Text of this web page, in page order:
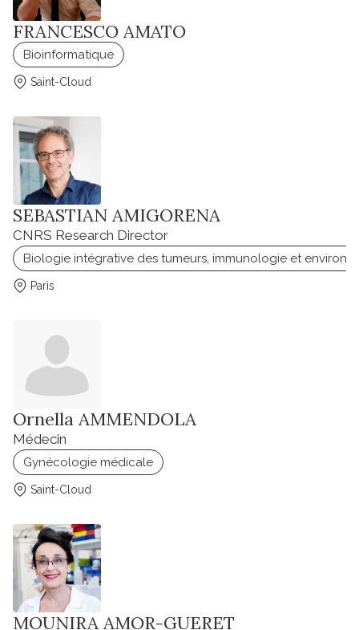
FRANCESCO AMATO
Bioinformatique
Saint-Cloud
SEBASTIAN AMIGORENA
CNRS Research Director
Biologie intégrative des tumeurs, immunologie et
Paris
Ornella AMMENDOLA
Médecin
Gynécologie médicale
Saint-Cloud
MOUNIRA AMOR-GUERET